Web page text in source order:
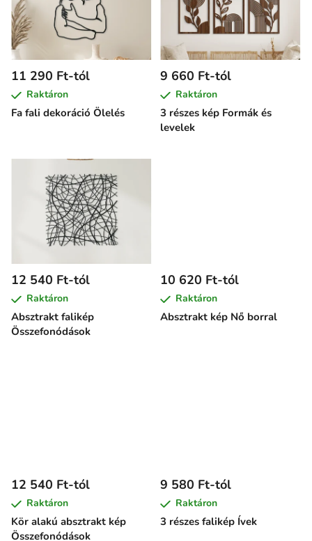
m
é
k
e
k
l
t
Fa fali dekoráció Ölelés
11 290 Ft-tól
Raktáron
3 részes kép Formák és
levelek
9 660 Ft-tól
Raktáron
Absztrakt falikép
Összefonódások
12 540 Ft-tól
Raktáron
Absztrakt kép Nő borral
10 620 Ft-tól
Raktáron
Kör alakú absztrakt kép
Összefonódások
12 540 Ft-tól
Raktáron
3 részes falikép Ívek
9 580 Ft-tól
Raktáron